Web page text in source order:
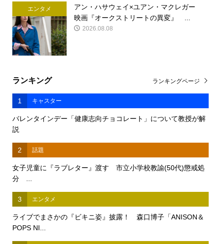
エンタメ
アン・ハサウェイ×ユアン・マクレガー
映画『オークストリートの異変』 ...
2026.08.08
ランキング
1 キャスター
バレンタインデー「健康志向チョコレート」について教授が解
説
2 話題
女子児童に『ラブレター』渡す 市立小学校教諭(50代)懲戒処
分 ...
3 エンタメ
ライブでまさかの『ビキニ姿』披露！ 森口博子「ANISON＆
POPS NI...
ランキングページ